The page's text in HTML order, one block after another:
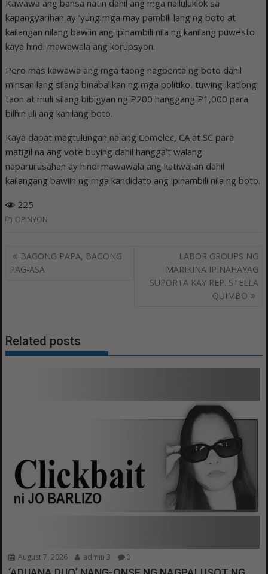
Kawawa ang bansa natin dahil ang mga nailuluklok sa
kapangyarihan ay ‘yung mga may pambili lang ng boto at
kailangan nilang bawiin ang ipinambili nila ng kanilang puwesto
kaya hindi mawawala ang korupsyon.
Pero mas kawawa ang mga taong nagbenta ng boto dahil
minsan lang silang binabalikan ng mga politiko, tuwing ikatlong
taon at muli silang bibigyan ng P200 hanggang P1,000 para
bilhin uli ang kanilang boto.
Kaya dapat magtulungan na ang Comelec, CA at SC para
matigil na ang vote buying dahil hangga’t walang
naparurusahan ay hindi mawawala ang katiwalian dahil
kailangang bawiin ng mga kandidato ang ipinambili nila ng boto.
225
OPINYON
Post
navigation
BAGONG PAPA, BAGONG
PAG-ASA
LABOR GROUPS NG
MARIKINA IPINAHAYAG
SUPORTA KAY REP. STELLA
QUIMBO
Related posts
August 7, 2026 admin 3 0